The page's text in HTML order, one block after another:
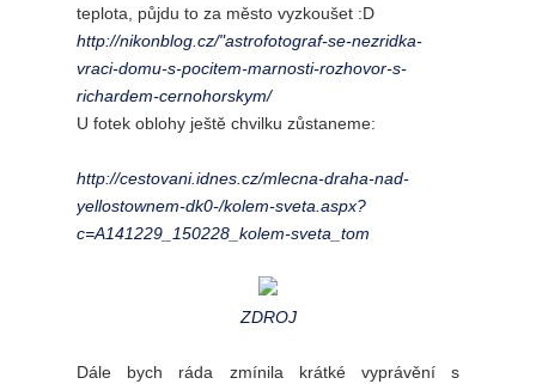
teplota, půjdu to za město vyzkoušet :D
http://nikonblog.cz/"astrofotograf-se-nezridka-
vraci-domu-s-pocitem-marnosti-rozhovor-s-
richardem-cernohorskym/
U fotek oblohy ještě chvilku zůstaneme:
http://cestovani.idnes.cz/mlecna-draha-nad-
yellostownem-dk0-/kolem-sveta.aspx?
c=A141229_150228_kolem-sveta_tom
ZDROJ
Dále bych ráda zmínila krátké vyprávění s